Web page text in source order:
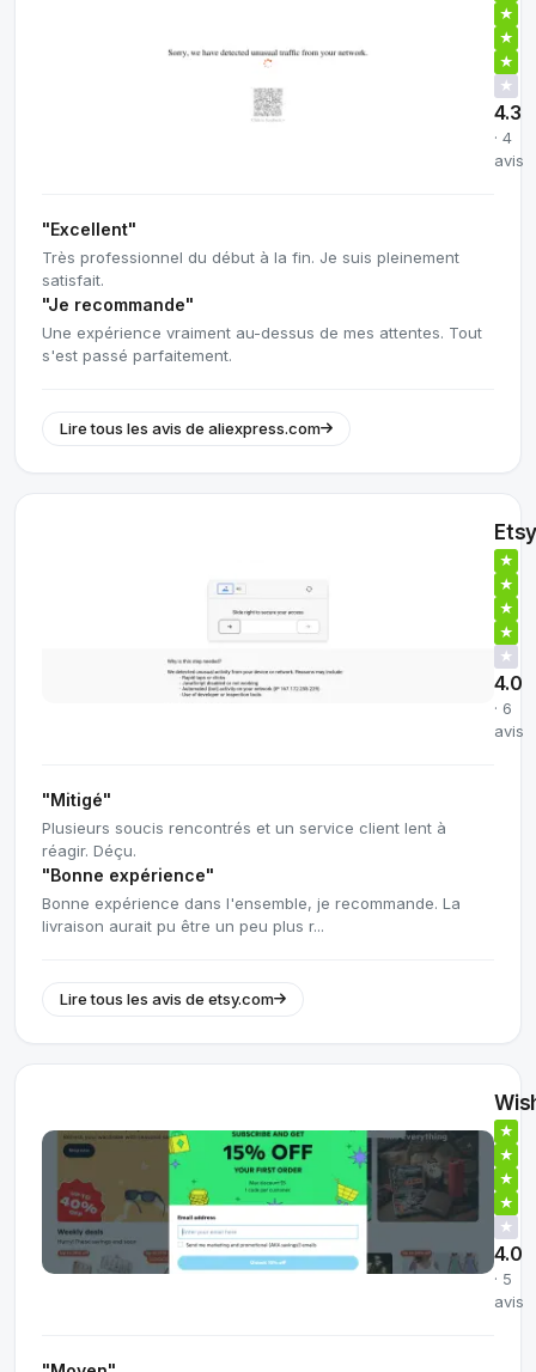
★
★
★
★
4.3
· 4
avis
"Excellent"
Très professionnel du début à la fin. Je suis pleinement
satisfait.
"Je recommande"
Une expérience vraiment au-dessus de mes attentes. Tout
s'est passé parfaitement.
Lire tous les avis de aliexpress.com
★
★
★
★
★
4.0
· 6
avis
"Mitigé"
Plusieurs soucis rencontrés et un service client lent à
réagir. Déçu.
"Bonne expérience"
Bonne expérience dans l'ensemble, je recommande. La
livraison aurait pu être un peu plus r...
Lire tous les avis de etsy.com
★
★
★
★
★
4.0
· 5
avis